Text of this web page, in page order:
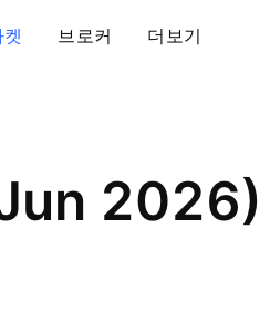
켓 브로커 더보기
2026)